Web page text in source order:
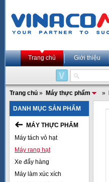
Trang chủ Giới thiệu
Trang chủ » Máy thực phẩm »
DANH MỤC SẢN PHẨM
MÁY THỰC PHẨM
Máy tách vỏ hạt
Máy rang hạt
Xe đẩy hàng
Máy làm xúc xích